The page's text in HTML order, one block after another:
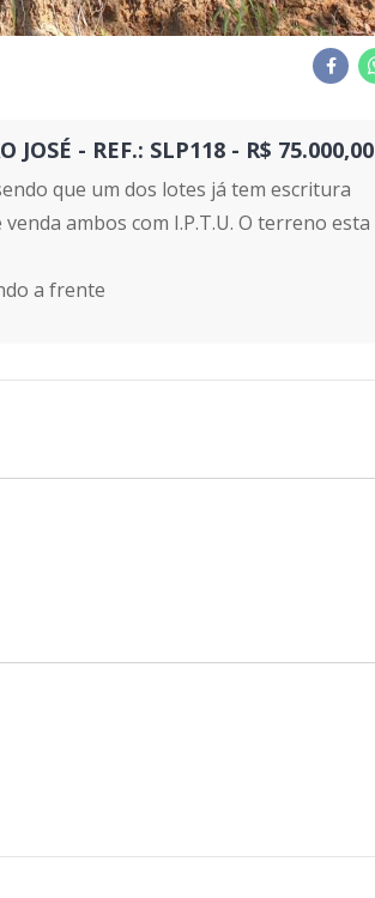
JOSÉ - REF.: SLP118 - R$ 75.000,00
que um dos lotes já tem escritura
ambos com I.P.T.U. O terreno esta
a frente